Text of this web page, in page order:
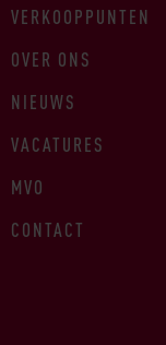
VERKOOPPUNTEN
OVER ONS
NIEUWS
VACATURES
MVO
CONTACT